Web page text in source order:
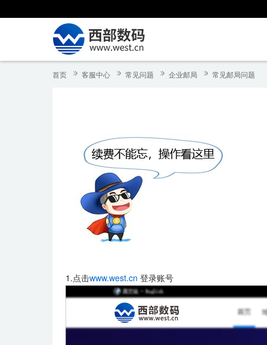
首页 客服中心 常见问题 企业邮局 常见邮局问题
1.点击www.west.cn 登录账号